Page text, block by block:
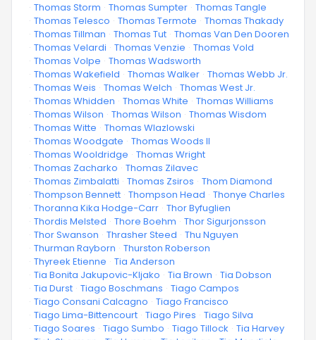
· Thomas Storm · Thomas Sumpter · Thomas Tangle
· Thomas Telesco · Thomas Termote · Thomas Thakady
· Thomas Tillman · Thomas Tut · Thomas Van Den Dooren
· Thomas Velardi · Thomas Venzie · Thomas Vold
· Thomas Volpe · Thomas Wadsworth
· Thomas Wakefield · Thomas Walker · Thomas Webb Jr.
· Thomas Weis · Thomas Welch · Thomas West Jr.
· Thomas Whidden · Thomas White · Thomas Williams
· Thomas Wilson · Thomas Wilson · Thomas Wisdom
· Thomas Witte · Thomas Wlazlowski
· Thomas Woodgate · Thomas Woods II
· Thomas Wooldridge · Thomas Wright
· Thomas Zacharko · Thomas Zilavec
· Thomas Zimbalatti · Thomas Zsiros · Thom Diamond
· Thompson Bennett · Thompson Head · Thonye Charles
· Thoranna Kika Hodge-Carr · Thor Byfuglien
· Thordis Melsted · Thore Boehm · Thor Sigurjonsson
· Thor Swanson · Thrasher Steed · Thu Nguyen
· Thurman Rayborn · Thurston Roberson
· Thyreek Etienne · Tia Anderson
· Tia Bonita Jakupovic-Kljako · Tia Brown · Tia Dobson
· Tia Durst · Tiago Boschmans · Tiago Campos
· Tiago Consani Calcagno · Tiago Francisco
· Tiago Lima-Bittencourt · Tiago Pires · Tiago Silva
· Tiago Soares · Tiago Sumbo · Tiago Tillock · Tia Harvey